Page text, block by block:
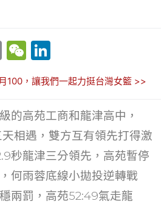
E
ai
l
W
C
h
at
k
e
dI
n
100，讓我們一起力挺台灣女籃 >>
的高苑工商和龍津高中，
相遇，雙方互有領先打得激
秒龍津三分領先，高苑暫停
何雨蓉底線小拋投逆轉戰
兩罰，高苑52:49氣走龍